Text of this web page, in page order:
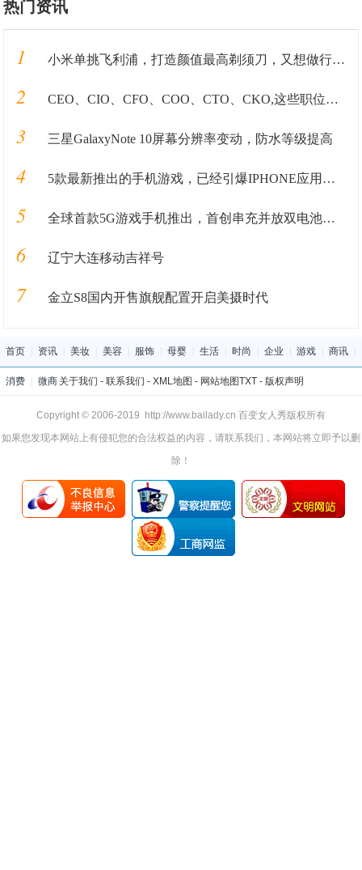
热门资讯
1 小米单挑飞利浦，打造颜值最高剃须刀，又想做行业第一？
2 CEO、CIO、CFO、COO、CTO、CKO,这些职位都是在做什么的？
3 三星GalaxyNote 10屏幕分辨率变动，防水等级提高
4 5款最新推出的手机游戏，已经引爆IPHONE应用商店！
5 全球首款5G游戏手机推出，首创串充并放双电池系统，38分钟充满电
6 辽宁大连移动吉祥号
7 金立S8国内开售旗舰配置开启美摄时代
首页 资讯 美妆 美容 服饰 母婴 生活 时尚 企业 游戏 商讯
消费 微商 关于我们 - 联系我们 - XML地图 - 网站地图TXT- 版权声明
Copyright © 2006-2019 http://www.bailady.cn 百变女人秀版权所有
如果您发现本网站上有侵犯您的合法权益的内容，请联系我们，本网站将立即予以删
除！